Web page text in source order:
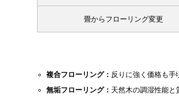
畳からフローリング変更
複合フローリング： 反りに強く価格も手
無垢フローリング： 天然木の調湿性能と